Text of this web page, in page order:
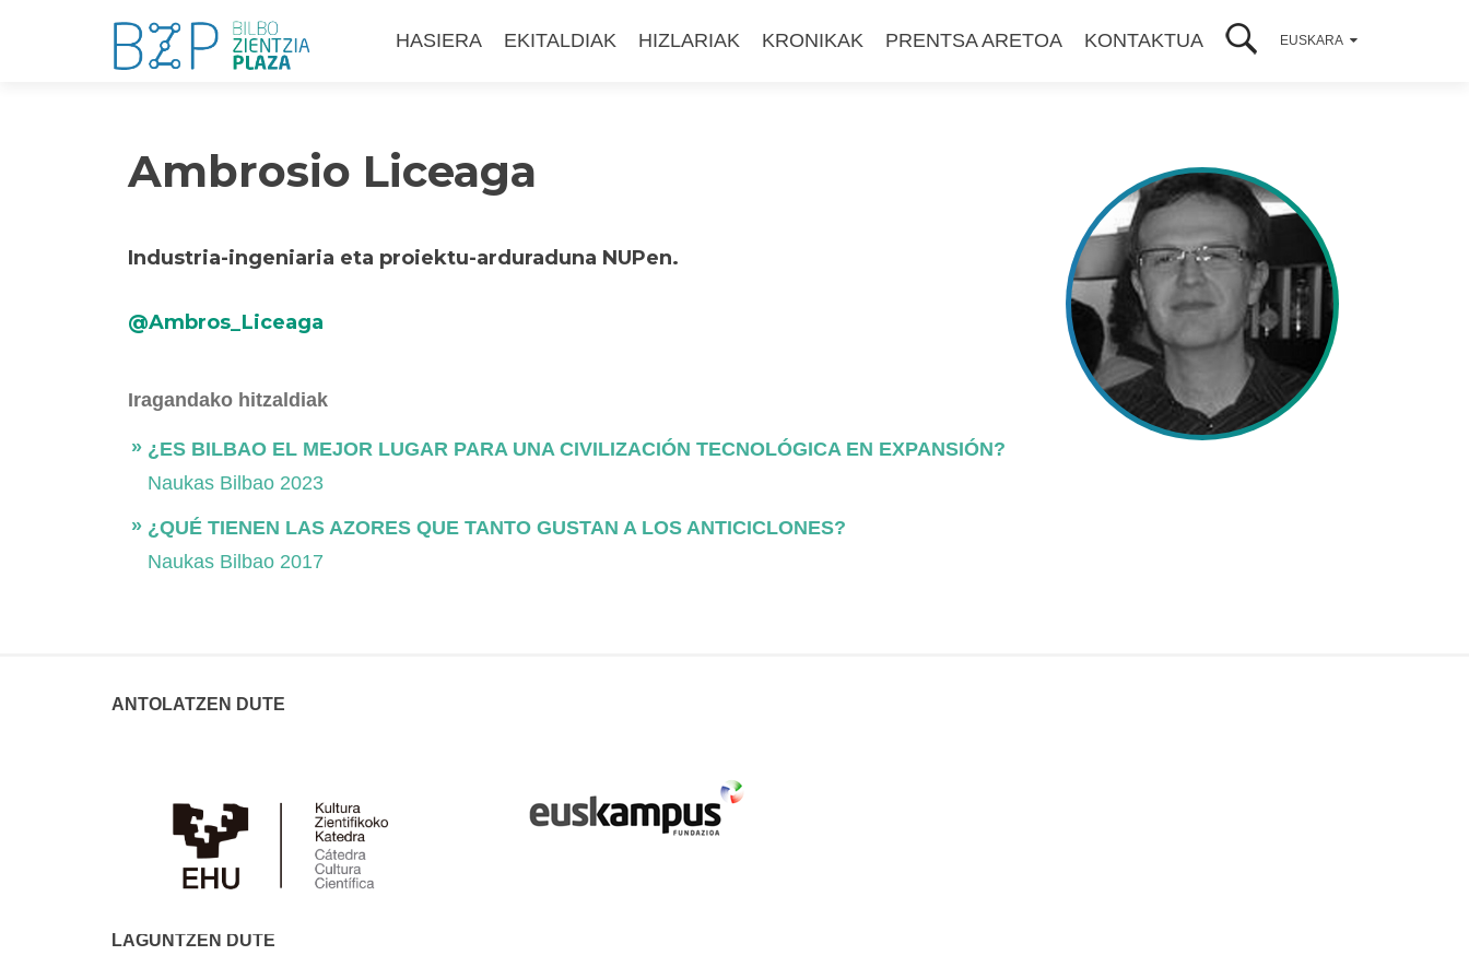
to
HASIERA EKITALDIAK HIZLARIAK KRONIKAK PRENTSA ARETOA KONTAKTUA EUSKARA
Ambrosio Liceaga
Industria-ingeniaria eta proiektu-arduraduna NUPen.
@Ambros_Liceaga
Iragandako hitzaldiak
¿ES BILBAO EL MEJOR LUGAR PARA UNA CIVILIZACIÓN TECNOLÓGICA EN EXPANSIÓN?
Naukas Bilbao 2023
¿QUÉ TIENEN LAS AZORES QUE TANTO GUSTAN A LOS ANTICICLONES?
Naukas Bilbao 2017
ANTOLATZEN DUTE
LAGUNTZEN DUTE